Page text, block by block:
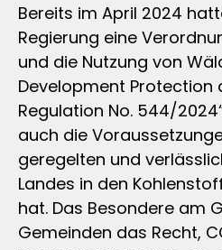
Bereits im April 2024
Regierung eine
und die Nutzung von
Development Protection
Regulation No. 544/
auch die
geregelten und
Landes in den
hat. Das Besondere am
Gemeinden das Recht,